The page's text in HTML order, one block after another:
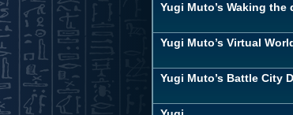
Yugi Muto’s Waking the
Yugi Muto’s Virtual
Yugi Muto’s Battle City